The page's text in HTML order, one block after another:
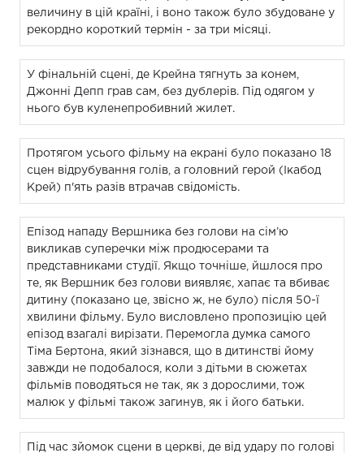
величину в цій країні, і воно також було збудоване у
рекордно короткий термін - за три місяці.
У фінальній сцені, де Крейна тягнуть за конем,
Джонні Депп грав сам, без дублерів. Під одягом у
нього був куленепробивний жилет.
Протягом усього фільму на екрані було показано 18
сцен відрубування голів, а головний герой (Ікабод
Крей) п'ять разів втрачав свідомість.
Епізод нападу Вершника без голови на сім’ю
викликав суперечки між продюсерами та
представниками студії. Якщо точніше, йшлося про
те, як Вершник без голови виявляє, хапає та вбиває
дитину (показано це, звісно ж, не було) після 50-ї
хвилини фільму. Було висловлено пропозицію цей
епізод взагалі вирізати. Перемогла думка самого
Тіма Бертона, який зізнався, що в дитинстві йому
завжди не подобалося, коли з дітьми в сюжетах
фільмів поводяться не так, як з дорослими, тож
малюк у фільмі також загинув, як і його батьки.
Під час зйомок сцени в церкві, де від удару по голові